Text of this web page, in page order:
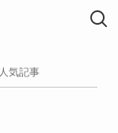
人気記事